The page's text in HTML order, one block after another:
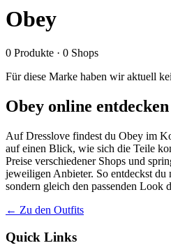
Obey
0 Produkte · 0 Shops
Für diese Marke haben wir aktuell
Obey online
Auf Dresslove findest du Obey im
auf einen Blick, wie sich die Teile
Preise verschiedener Shops und
jeweiligen Anbieter. So entdeckst du
sondern gleich den passenden Look
← Zu den Outfits
Quick Links